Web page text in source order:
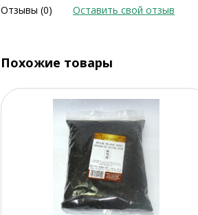
Отзывы (0) Оставить свой отзыв
Похожие товары